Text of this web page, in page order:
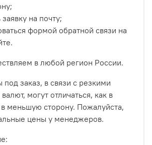
на почту;
формой обратной связи на
в любой регион России.
заказ, в связи с резкими
могут отличаться, как в
меньшую сторону. Пожалуйста,
цены у менеджеров.